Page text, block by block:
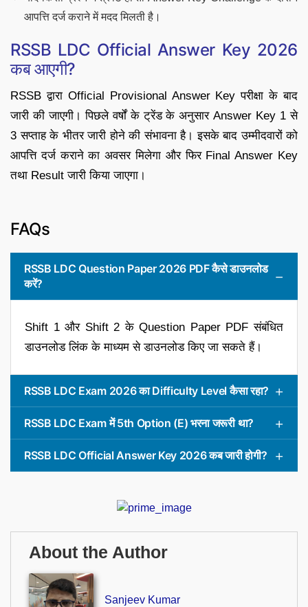
आपत्ति दर्ज कराने में मदद मिलती है।
RSSB LDC Official Answer Key 2026
कब आएगी?
RSSB द्वारा Official Provisional Answer Key परीक्षा के बाद
जारी की जाएगी। पिछले वर्षों के ट्रेंड के अनुसार Answer Key 1 से
3 सप्ताह के भीतर जारी होने की संभावना है। इसके बाद उम्मीदवारों को
आपत्ति दर्ज कराने का अवसर मिलेगा और फिर Final Answer Key
तथा Result जारी किया जाएगा।
FAQs
RSSB LDC Question Paper 2026 PDF कैसे डाउनलोड
करें?
Shift 1 और Shift 2 के Question Paper PDF संबंधित
डाउनलोड लिंक के माध्यम से डाउनलोड किए जा सकते हैं।
RSSB LDC Exam 2026 का Difficulty Level कैसा रहा?
RSSB LDC Exam में 5th Option (E) भरना जरूरी था?
RSSB LDC Official Answer Key 2026 कब जारी होगी?
About the Author
Sanjeev Kumar